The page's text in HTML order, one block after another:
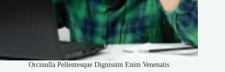
Orcinulla Pellentesque Dignissim Enim Venenatis